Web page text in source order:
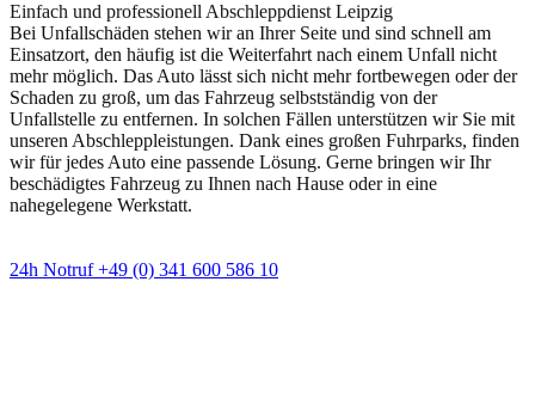
Einfach und professionell Abschleppdienst Leipzig
Bei Unfallschäden stehen wir an Ihrer Seite und sind schnell am
Einsatzort, den häufig ist die Weiterfahrt nach einem Unfall nicht
mehr möglich. Das Auto lässt sich nicht mehr fortbewegen oder der
Schaden zu groß, um das Fahrzeug selbstständig von der
Unfallstelle zu entfernen. In solchen Fällen unterstützen wir Sie mit
unseren Abschleppleistungen. Dank eines großen Fuhrparks, finden
wir für jedes Auto eine passende Lösung. Gerne bringen wir Ihr
beschädigtes Fahrzeug zu Ihnen nach Hause oder in eine
nahegelegene Werkstatt.
24h Notruf +49 (0) 341 600 586 10